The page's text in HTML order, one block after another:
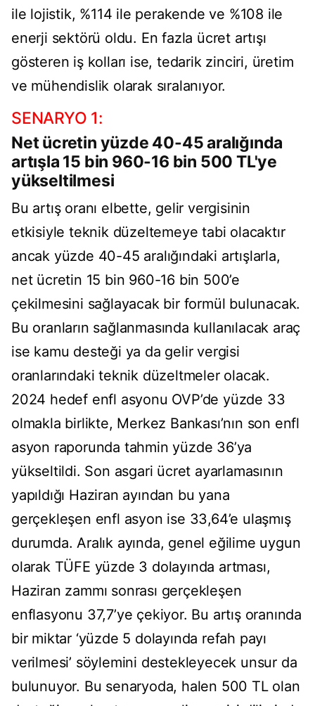
ile lojistik, %114 ile perakende ve %108 ile
enerji sektörü oldu. En fazla ücret artışı
gösteren iş kolları ise, tedarik zinciri, üretim
ve mühendislik olarak sıralanıyor.
SENARYO 1:
Net ücretin yüzde 40-45 aralığında
artışla 15 bin 960-16 bin 500 TL'ye
yükseltilmesi
Bu artış oranı elbette, gelir vergisinin
etkisiyle teknik düzeltemeye tabi olacaktır
ancak yüzde 40-45 aralığındaki artışlarla,
net ücretin 15 bin 960-16 bin 500’e
çekilmesini sağlayacak bir formül bulunacak.
Bu oranların sağlanmasında kullanılacak araç
ise kamu desteği ya da gelir vergisi
oranlarındaki teknik düzeltmeler olacak.
2024 hedef enfl asyonu OVP’de yüzde 33
olmakla birlikte, Merkez Bankası’nın son enfl
asyon raporunda tahmin yüzde 36’ya
yükseltildi. Son asgari ücret ayarlamasının
yapıldığı Haziran ayından bu yana
gerçekleşen enfl asyon ise 33,64’e ulaşmış
durumda. Aralık ayında, genel eğilime uygun
olarak TÜFE yüzde 3 dolayında artması,
Haziran zammı sonrası gerçekleşen
enflasyonu 37,7’ye çekiyor. Bu artış oranında
bir miktar ‘yüzde 5 dolayında refah payı
verilmesi’ söylemini destekleyecek unsur da
bulunuyor. Bu senaryoda, halen 500 TL olan